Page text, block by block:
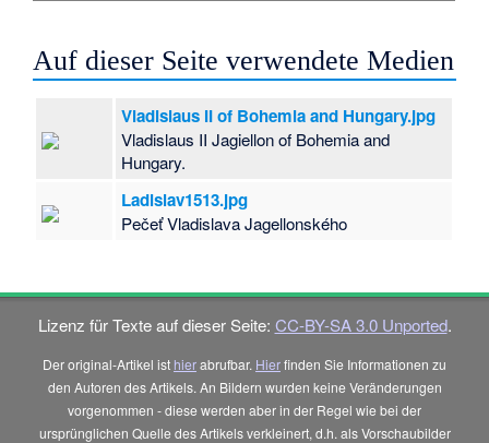
Auf dieser Seite verwendete Medien
Vladislaus II of Bohemia and Hungary.jpg
Vladislaus II Jagiellon of Bohemia and
Hungary.
Ladislav1513.jpg
Pečeť Vladislava Jagellonského
Lizenz für Texte auf dieser Seite: CC-BY-SA 3.0 Unported.
Der original-Artikel ist hierabrufbar. Hierfinden Sie Informationen zu
den Autoren des Artikels. An Bildern wurden keine Veränderungen
vorgenommen - diese werden aber in der Regel wie bei der
ursprünglichen Quelle des Artikels verkleinert, d.h. als Vorschaubilder